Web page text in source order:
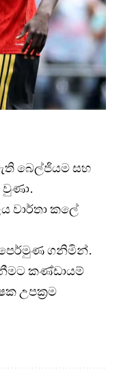
බෙල්ජියම සහ
වුණා.
වාර්තා කලේ
පෙර්මුණ ගනිමින්.
කණ්ඩායම්
උපක්‍රම